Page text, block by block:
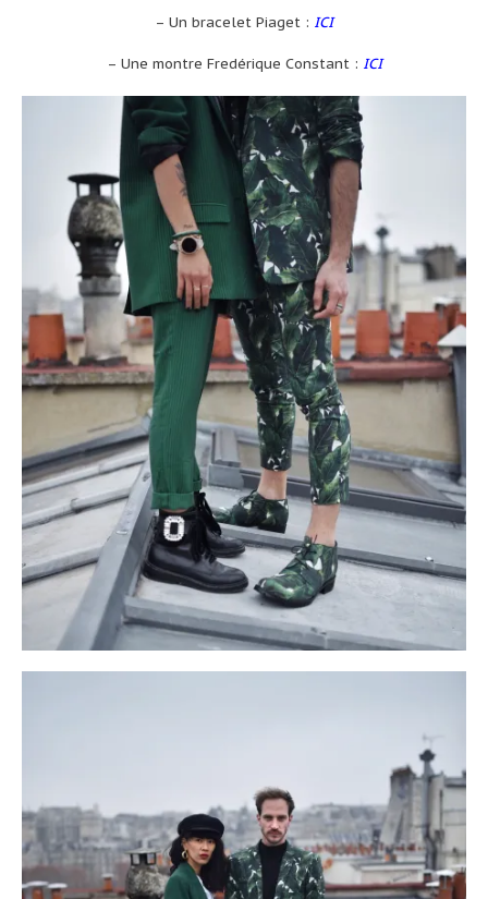
– Un bracelet Piaget : ICI
– Une montre Fredérique Constant : ICI